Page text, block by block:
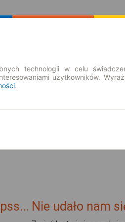
Nie udało nam
technologii w celu
użytkowników.
.